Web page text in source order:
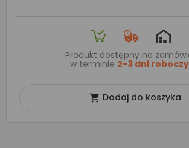
Produkt dostępny na
w terminie 2-3 dni
 Dodaj do koszyka